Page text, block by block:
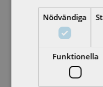
Som person önskar vi
lösningsorienterad
kunden förrän
och tycker om att
Nödvändiga
Funktionella